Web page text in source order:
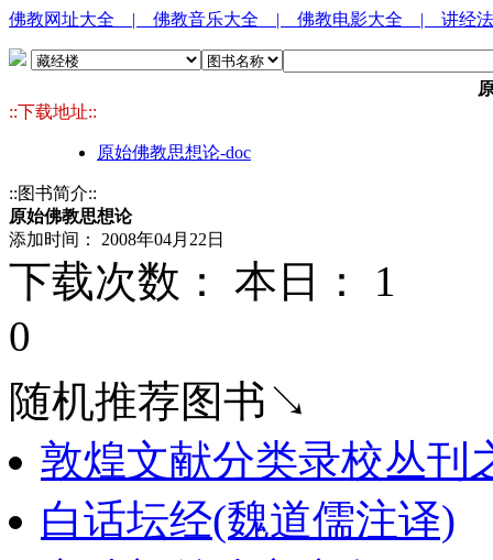
佛教网址大全 | 佛教音乐大全 | 佛教电影大全 | 讲经
::下载地址::
原始佛教思想论-doc
::图书简介::
原始佛教思想论
添加时间： 2008年04月22日
下载次数： 本日： 1
0
随机推荐图书↘
敦煌文献分类录校丛刊
白话坛经(魏道儒注译)